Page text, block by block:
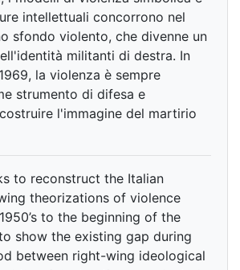
intellettuali concorrono nel
sfondo violento, che divenne un
militanti di destra. In
la violenza è sempre
strumento di difesa e
l'immagine del martirio
to reconstruct the Italian
theorizations of violence
to the beginning of the
to show the existing gap during
between right-wing ideological